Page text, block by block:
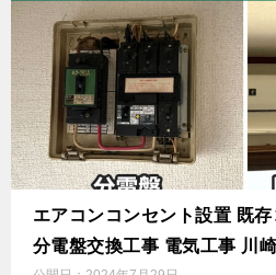
エアコンコンセント設置 既
分電盤交換工事 電気工事 川